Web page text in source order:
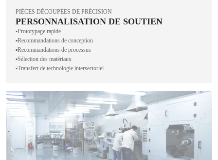
PIÈCES DÉCOUPÉES DE PRÉCISION
PERSONNALISATION DE SOUTIEN
▪️Prototypage rapide
▪️Recommandations de conception
▪️Recommandations de processus
▪️Sélection des matériaux
▪️Transfert de technologie intersectoriel